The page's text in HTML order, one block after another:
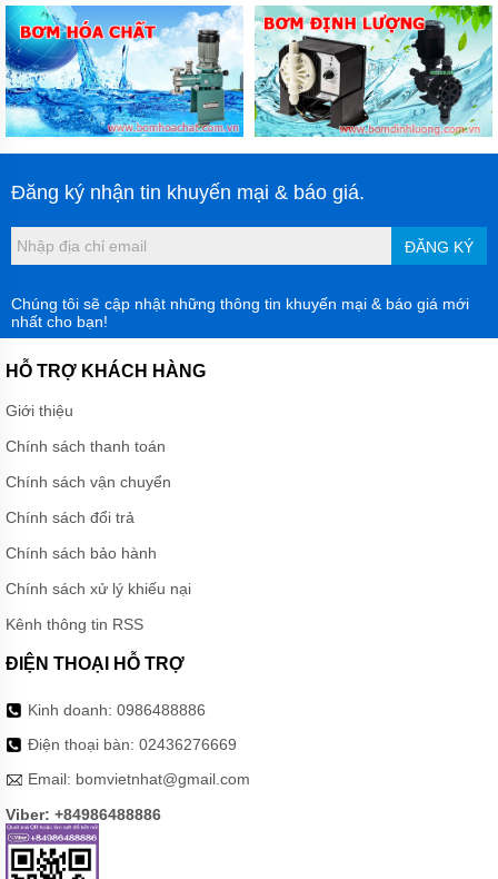
Đăng ký nhận tin khuyến mại & báo giá.
ĐĂNG KÝ
Chúng tôi sẽ cập nhật những thông tin khuyến mại & báo giá mới
nhất cho bạn!
HỖ TRỢ KHÁCH HÀNG
Giới thiệu
Chính sách thanh toán
Chính sách vận chuyển
Chính sách đổi trả
Chính sách bảo hành
Chính sách xử lý khiếu nại
Kênh thông tin RSS
ĐIỆN THOẠI HỖ TRỢ
Kinh doanh: 0986488886
Điện thoại bàn: 02436276669
Email: bomvietnhat@gmail.com
Viber: +84986488886